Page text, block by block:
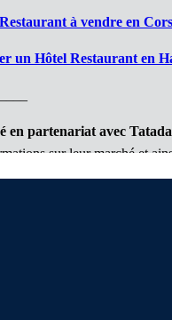
à vendre en
un Hôtel Restaurant en
en partenariat avec
sur leur marché et